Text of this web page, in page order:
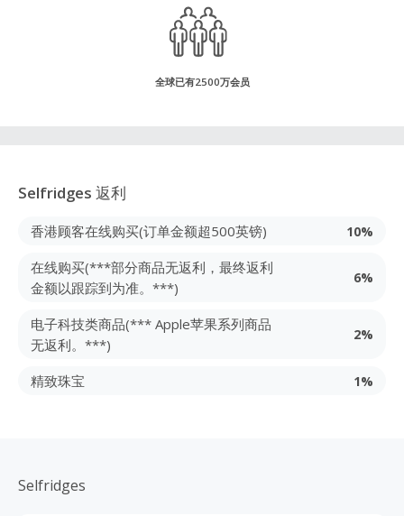
全球已有2500万会员
Selfridges 返利
香港顾客在线购买(订单金额超500英镑) 10%
在线购买(***部分商品无返利，最终返利
金额以跟踪到为准。***)
6%
电子科技类商品(*** Apple苹果系列商品
无返利。***)
2%
精致珠宝 1%
Selfridges